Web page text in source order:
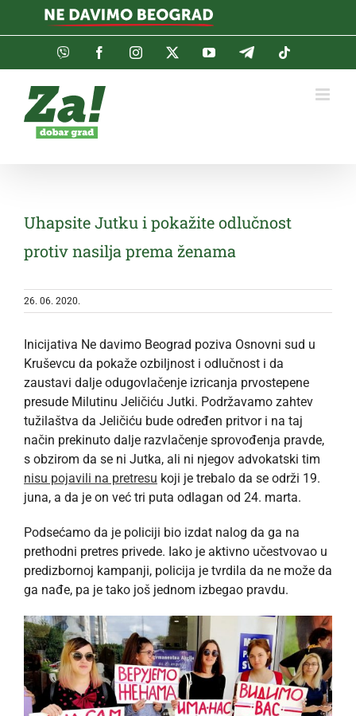
Viber FacebookInstagramTwitterYouTubeTelegram
Uhapsite Jutku i pokažite odlučnost
protiv nasilja prema ženama
26. 06. 2020.
Inicijativa Ne davimo Beograd poziva Osnovni sud u
Kruševcu da pokaže ozbiljnost i odlučnost i da
zaustavi dalje odugovlačenje izricanja prvostepene
presude Milutinu Jeličiću Jutki. Podržavamo zahtev
tužilaštva da Jeličiću bude određen pritvor i na taj
način prekinuto dalje razvlačenje sprovođenja pravde,
s obzirom da se ni Jutka, ali ni njegov advokatski tim
nisu pojavili na pretresu koji je trebalo da se održi 19.
juna, a da je on već tri puta odlagan od 24. marta.
Podsećamo da je policiji bio izdat nalog da ga na
prethodni pretres privede. Iako je aktivno učestvovao u
predizbornoj kampanji, policija je tvrdila da ne može da
ga nađe, pa je tako još jednom izbegao pravdu.